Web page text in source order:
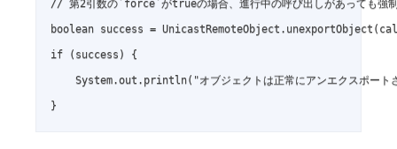
// 第2引数の`force`がtrueの場合、進行中の呼び出しがあっても強制
boolean success =
if (success) {
System.out.println("オブジェクトは正常にアンエクスポート